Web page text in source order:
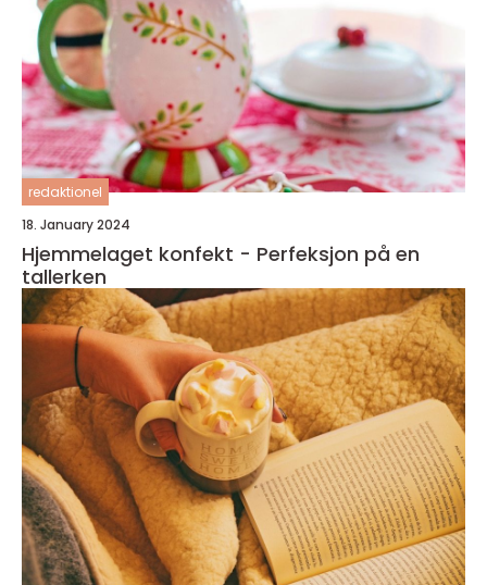
redaktionel
18. January 2024
Hjemmelaget konfekt - Perfeksjon på en
tallerken